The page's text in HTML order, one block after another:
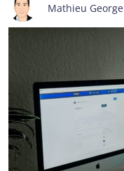
Mathieu George